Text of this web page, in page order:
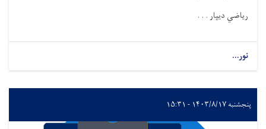
رياضي دیپار . . .
نور...
پنجشنبه ۱۴۰۳/۸/۱۷ - ۱۵:۳۱